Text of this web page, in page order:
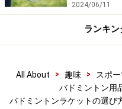
上記を参考に自分に合
【関連記事】
2024/06/11
ランキ
All About > 趣味 > スポ
バドミントン用
バドミントンラケットの選び